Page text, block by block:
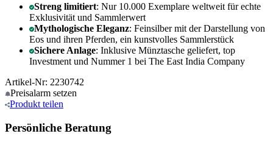
Streng limitiert: Nur 10.000 Exemplare weltweit für echte
Exklusivität und Sammlerwert
Mythologische Eleganz: Feinsilber mit der Darstellung von
Eos und ihren Pferden, ein kunstvolles Sammlerstück
Sichere Anlage: Inklusive Münztasche geliefert, top
Investment und Nummer 1 bei The East India Company
Artikel-Nr: 2230742
Preisalarm setzen
Produkt teilen
Persönliche Beratung